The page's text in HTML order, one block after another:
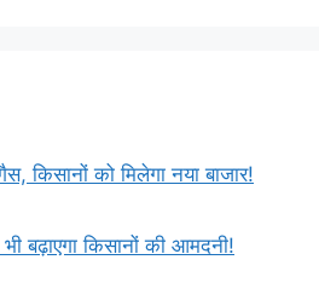
किसानों को मिलेगा नया बाजार!
बढ़ाएगा किसानों की आमदनी!